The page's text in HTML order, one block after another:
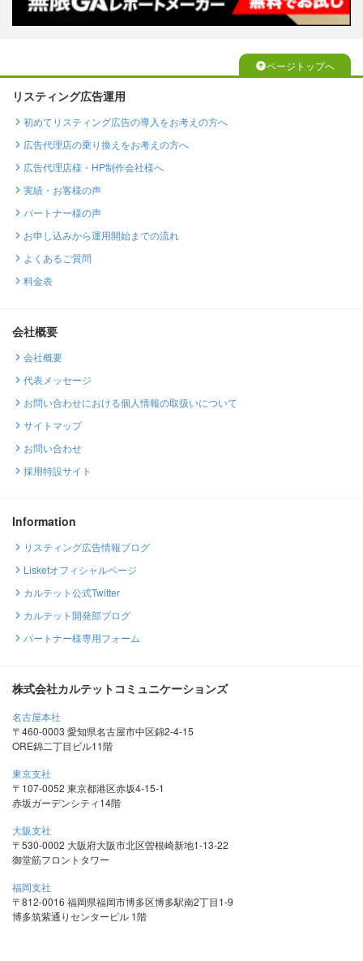
ページトップへ
リスティング広告運用
初めてリスティング広告の導入をお考えの方へ
広告代理店の乗り換えをお考えの方へ
広告代理店様・HP制作会社様へ
実績・お客様の声
パートナー様の声
お申し込みから運用開始までの流れ
よくあるご質問
料金表
会社概要
会社概要
代表メッセージ
お問い合わせにおける個人情報の取扱いについて
サイトマップ
お問い合わせ
採用特設サイト
Information
リスティング広告情報ブログ
Lisketオフィシャルページ
カルテット公式Twitter
カルテット開発部ブログ
パートナー様専用フォーム
株式会社カルテットコミュニケーションズ
名古屋本社
〒460-0003 愛知県名古屋市中区錦2-4-15
ORE錦二丁目ビル11階
東京支社
〒107-0052 東京都港区赤坂4-15-1
赤坂ガーデンシティ14階
大阪支社
〒530-0002 大阪府大阪市北区曽根崎新地1-13-22
御堂筋フロントタワー
福岡支社
〒812-0016 福岡県福岡市博多区博多駅南2丁目1-9
博多筑紫通りセンタービル 1階